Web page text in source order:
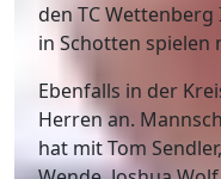
den TC
in Schotten spielen
Ebenfalls in der
Herren an.
hat mit Tom